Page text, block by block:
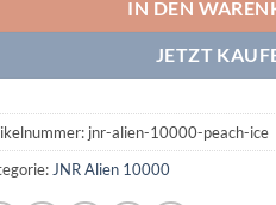
IN DEN
JETZT
jnr-alien-10000-peach-ice
JNR Alien 10000